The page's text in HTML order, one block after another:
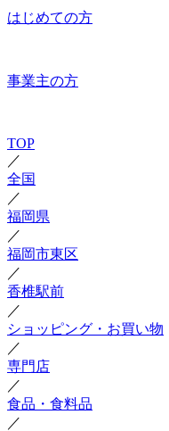
はじめての方
事業主の方
TOP
／
全国
／
福岡県
／
福岡市東区
／
香椎駅前
／
ショッピング・お買い物
／
専門店
／
食品・食料品
／